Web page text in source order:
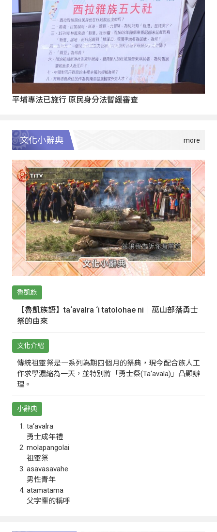
平埔專法已施行 原民身分法暫緩審查
文化小辭典
魯凱族
【魯凱族語】ta‘avalra ‘i tatolohae ni｜萬山部落勇士
祭的由來
文化介紹
傳統祖靈祭是一系列為期四個月的祭典，現今配合族人工
作求學濃縮為一天，並特別將「勇士祭(Ta‘avala)」凸顯辦
理。
小辭典
ta‘avalra
勇士成年禮
molapangolai
祖靈祭
asavasavahe
男性青年
atamatama
父字輩的稱呼